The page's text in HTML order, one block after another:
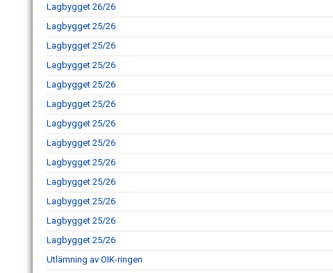
Lagbygget 26/26
Lagbygget 25/26
Lagbygget 25/26
Lagbygget 25/26
Lagbygget 25/26
Lagbygget 25/26
Lagbygget 25/26
Lagbygget 25/26
Lagbygget 25/26
Lagbygget 25/26
Lagbygget 25/26
Lagbygget 25/26
Lagbygget 25/26
Utlämning av OIK-ringen